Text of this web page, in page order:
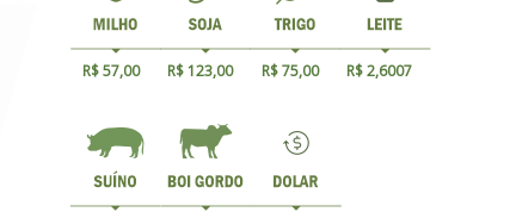
R$ 57,00 R$ 123,00 R$ 75,00 R$ 2,6007